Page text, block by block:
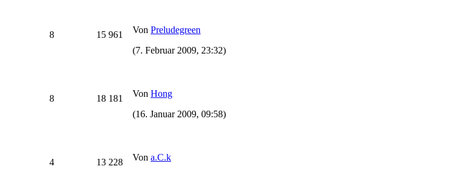
8 15 961 Von Preludegreen
(7. Februar 2009, 23:32)
8 18 181 Von Hong
(16. Januar 2009, 09:58)
4 13 228 Von a.C.k